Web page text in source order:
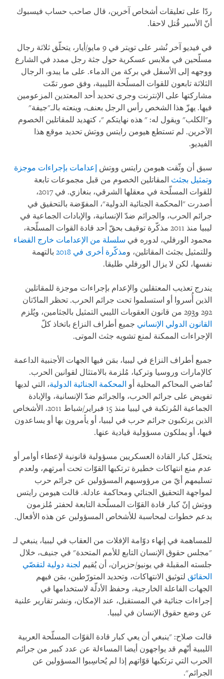
ردّا على تعليقات أشخاص آخرين، قال صاحب حساب فيسبوك
أنّ الأسير قُتل لاحقا.
في فيديو آخر نُشر على تويتر في 9 مايو/أيار، يتحلّق ثلاثة رجال
مسلّحين في ملابس عسكرية حول جثة رجل ممدد في الشارع
ووجهه إلى الأسفل في بركة من الدماء. على ما يبدو، الرجال
الثلاثة تابعون للقوات المسلّحة الليبية، وفق صور تمّت
مشاركتها على الإنترنت وجرى تحديد أحد المعتدين المزعومين
فيها. يهزّ هذا الشخص رأس الرجل بعنف، وينعته بالـ"جيفة"
و"الكلب" ويقول له: " هذه نهايتكم "، كتهديد للمقاتلين الخصوم
الآخرين. لم تستطع هيومن رايتس ووتش تحديد موقع هذا
الفيديو.
سبق أن وثّقت هيومن رايتس ووتش إعدامات بإجراءات موجزة
وتمثيل بجثث المقاتلين الخصوم من قبل مجموعات تابعة
للقوات المسلّحة في معقلها الشرقي، بنغازي. في 2017،
أصدرت "المحكمة الجنائية الدولية"، المفوّضة بالتحقيق في
جرائم الحرب، والجرائم ضدّ الإنسانية، والإبادات الجماعية في
ليبيا منذ 2011 مذكّرة توقيف بحقّ أحد قادة القوات المسلّحة،
محمود الورفلي، لدوره في سلسلة من الإعدامات خارج القضاء
وللتمثيل بجثث المقاتلين، ومذكّرة أخرى في 2018
بالتهمة
نفسها، لكن لا يزال الورفلي طليقا.
يندرج تعذيب المعتقلين والإعدام بإجراءات موجزة للمقاتلين
الذين أُسروا أو استسلموا تحت جرائم الحرب. تحظر المادّتان
292 و293 من قانون العقوبات الليبي التمثيل بالجثامين، ويُلزم
القانون الدولي الإنساني جميع أطراف النزاع باتخاذ كلّ
الإجراءات الممكنة لمنع تشويه جثث الموتى.
جميع أطراف النزاع في ليبيا، بمَن فيها الجهات الأجنبية الداعمة
كالإمارات وروسيا وتركيا، مُلزمة بالامتثال لقوانين الحرب.
تُقاضي المحاكم المحلية أو المحكمة الجنائية الدولية، التي لديها
تفويض على جرائم الحرب، والجرائم ضدّ الإنسانية، والإبادة
الجماعية المُرتكبة في ليبيا منذ 15 فبراير/شباط 2011، الأشخاص
الذين يرتكبون جرائم حرب في ليبيا، أو يأمرون بها أو يساعدون
فيها، أو يملكون مسؤولية قيادية عنها.
يتحمّل كبار القادة العسكريين مسؤولية قانونية لإعطاء أوامر أو
عدم منع انتهاكات خطيرة ترتكبها القوّات تحت أمرتهم، ولعدم
تسليمهم أيّ من مرؤوسيهم المسؤولين عن جرائم حرب
لمواجهة التحقيق الجنائي ومحاكمة عادلة. قالت هيومن رايتس
ووتش إنّ كبار قادة القوّات المسلّحة التابعة لحفتر مُلزمون
بدعم خطوات لمحاسبة للأشخاص المسؤولين عن هذه الأفعال.
للمساهمة في إنهاء دوّامة الإفلات من العقاب في ليبيا، ينبغي لـ
"مجلس حقوق الإنسان التابع للأمم المتحدة" في جنيف، خلال
جلسته المقبلة في يونيو/حزيران، أن يُقيم لجنة دولية لتقصّي
الحقائق لتوثيق الانتهاكات، وتحديد المتورّطين، بمَن فيهم
الجهات الفاعلة الخارجية، وحفظ الأدلّة لاستخدامها في
إجراءات جنائية في المستقبل، عند الإمكان، ونشر تقارير علنية
عن وضع حقوق الإنسان في ليبيا.
قالت صلاح: "ينبغي أن يعي كبار قادة القوّات المسلّحة العربية
الليبية أنّهم قد يواجهون أيضا المساءلة عن عدد كبير من جرائم
الحرب التي ترتكبها قوّاتهم إذا لم يُحاسِبوا المسؤولين عن
الجرائم".